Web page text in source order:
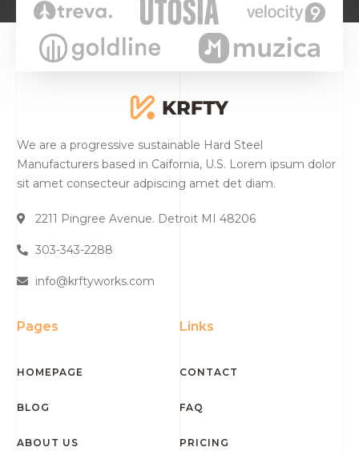
We are a progressive sustainable Hard Steel
Manufacturers based in Caifornia, U.S. Lorem ipsum dolor
sit amet consecteur adpiscing amet det diam.
2211 Pingree Avenue. Detroit MI 48206
303-343-2288
info@krftyworks.com
Pages
HOMEPAGE
BLOG
ABOUT US
Links
CONTACT
FAQ
PRICING